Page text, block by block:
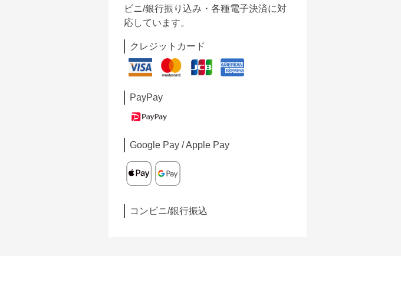
ビニ/銀行振り込み・各種電子決済に対
応しています。
クレジットカード
PayPay
Google Pay / Apple Pay
コンビニ/銀行振込